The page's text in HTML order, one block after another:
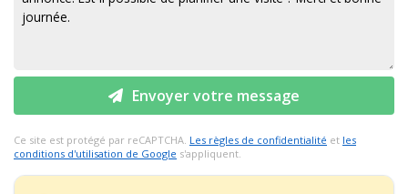
Envoyer votre message
Ce site est protégé par reCAPTCHA. Les règles de confidentialité et les
conditions d'utilisation de Google s'appliquent.